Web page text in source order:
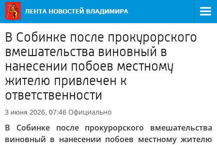
В Собинке после прокурорского
вмешательства виновный в
нанесении побоев местному
жителю привлечен к
ответственности
3 июня 2026, 07:46 Официально
В Собинке после прокурорского вмешательства
виновный в нанесении побоев местному жителю